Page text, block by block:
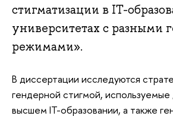
стигматизации в IT-
университетах с разными
режимами».
В диссертации исследуются
гендерной стигмой,
высшем IT-образовании, а также